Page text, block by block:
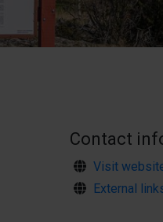
Contact
Visit
External